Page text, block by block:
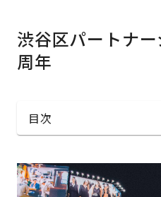
渋谷区パートナ
周年
目次